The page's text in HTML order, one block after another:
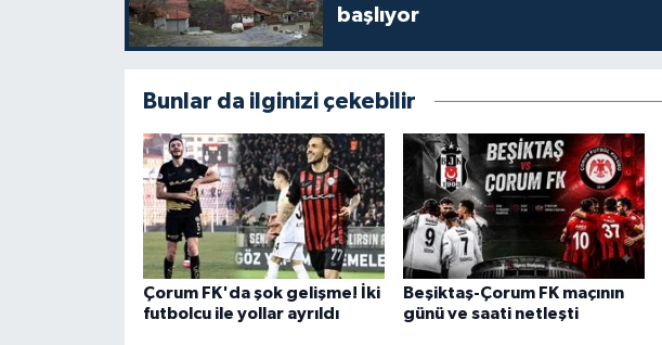
başlıyor
Bunlar da ilginizi çekebilir
Çorum FK'da şok gelişme! İki
futbolcu ile yollar ayrıldı
Beşiktaş-Çorum FK maçının
günü ve saati netleşti